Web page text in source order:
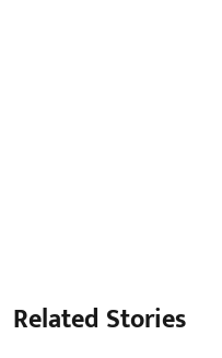
Related Stories